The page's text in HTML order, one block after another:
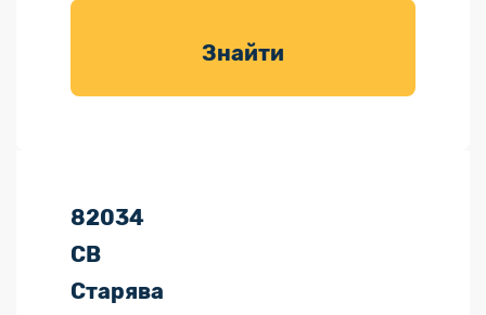
товарів для
Знайти
82034
СВ
Старява